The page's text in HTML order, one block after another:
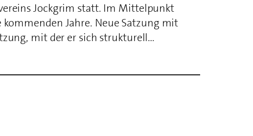
Jockgrim statt. Im Mittelpunkt
Jahre. Neue Satzung mit
mit der er sich strukturell…